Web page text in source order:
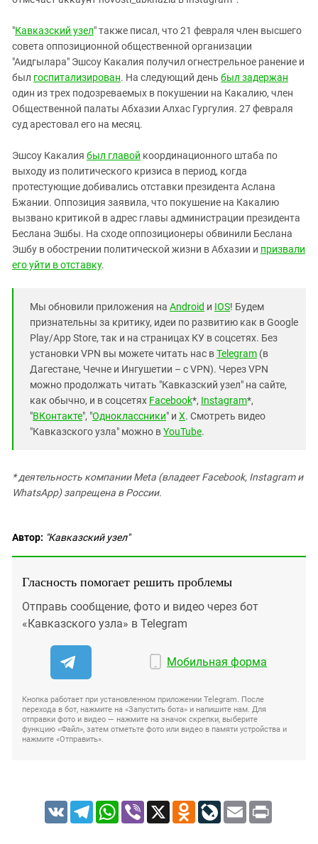
"Кавказский узел" также писал, что 21 февраля член высшего
совета оппозиционной общественной организации
"Аидгылара" Эшсоу Какалия получил огнестрельное ранение и
был госпитализирован. На следующий день был задержан
один из трех подозреваемых в покушении на Какалию, член
Общественной палаты Абхазии Алхас Гургулия. 27 февраля
суд арестовал его на месяц.
Эшсоу Какалия был главой координационного штаба по
выходу из политического кризиса в период, когда
протестующие добивались отставки президента Аслана
Бжании. Оппозиция заявила, что покушение на Какалию
вызвано критикой в адрес главы администрации президента
Беслана Эшбы. На сходе оппозиционеры обвинили Беслана
Эшбу в обострении политической жизни в Абхазии и призвали
его уйти в отставку.
Мы обновили приложения на Android и IOS! Будем
признательны за критику, идеи по развитию как в Google
Play/App Store, так и на страницах КУ в соцсетях. Без
установки VPN вы можете читать нас вTelegram (в
Дагестане, Чечне и Ингушетии – с VPN). Через VPN
можно продолжать читать "Кавказский узел" на сайте,
как обычно, и в соцсетях Facebook*, Instagram*,
"ВКонтакте", "Одноклассники" и X. Смотреть видео
"Кавказского узла" можно вYouTube.
* деятельность компании Meta (владеет Facebook, Instagram и
WhatsApp) запрещена в России.
Автор: "Кавказский узел"
Гласность помогает решить проблемы
Отправь сообщение, фото и видео через бот
«Кавказского узла» в Telegram
Мобильная форма
Кнопка работает при установленном приложении Telegram. После
перехода в бот, нажмите на «Запустить бота» и напишите нам. Для
отправки фото и видео — нажмите на значок скрепки, выберите
функцию «Файл», затем отметьте фото или видео в памяти устройства и
нажмите «Отправить».
VK TelegramWhatsApp
Viber X Odnoklassniki
LiveJournal
Email Print